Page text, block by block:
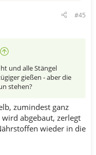
#45
und alle Stängel
gießen - aber die
stehen?
zumindest ganz
abgebaut, zerlegt
wieder in die